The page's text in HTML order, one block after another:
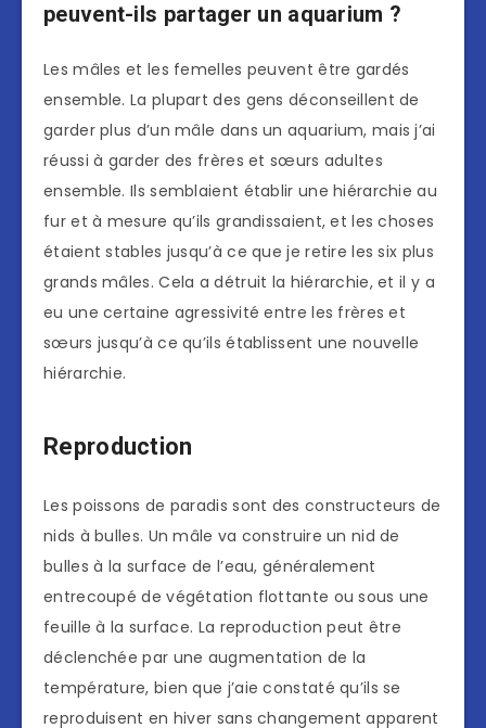
peuvent-ils partager un aquarium ?
Les mâles et les femelles peuvent être gardés
ensemble. La plupart des gens déconseillent de
garder plus d’un mâle dans un aquarium, mais j’ai
réussi à garder des frères et sœurs adultes
ensemble. Ils semblaient établir une hiérarchie au
fur et à mesure qu’ils grandissaient, et les choses
étaient stables jusqu’à ce que je retire les six plus
grands mâles. Cela a détruit la hiérarchie, et il y a
eu une certaine agressivité entre les frères et
sœurs jusqu’à ce qu’ils établissent une nouvelle
hiérarchie.
Reproduction
Les poissons de paradis sont des constructeurs de
nids à bulles. Un mâle va construire un nid de
bulles à la surface de l’eau, généralement
entrecoupé de végétation flottante ou sous une
feuille à la surface. La reproduction peut être
déclenchée par une augmentation de la
température, bien que j’aie constaté qu’ils se
reproduisent en hiver sans changement apparent